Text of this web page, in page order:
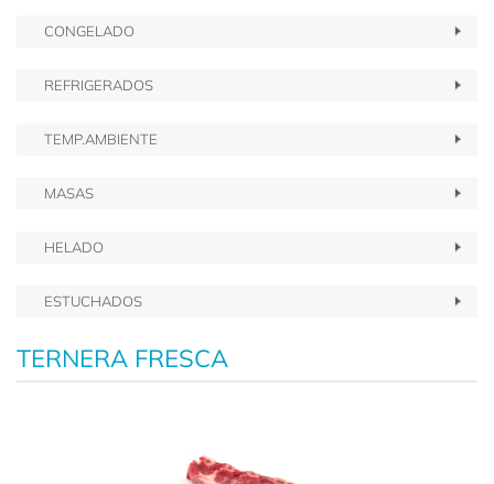
CONGELADO
REFRIGERADOS
TEMP.AMBIENTE
MASAS
HELADO
ESTUCHADOS
TERNERA FRESCA